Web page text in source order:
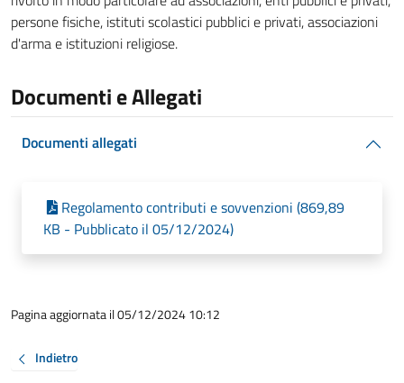
persone fisiche, istituti scolastici pubblici e privati, associazioni
d'arma e istituzioni religiose.
Documenti e Allegati
Documenti allegati
Regolamento contributi e sovvenzioni (869,89
KB - Pubblicato il 05/12/2024)
Pagina aggiornata il 05/12/2024 10:12
Indietro